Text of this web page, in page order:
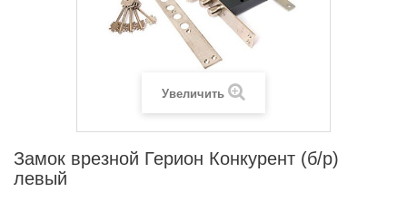
Увеличить
Замок врезной Герион Конкурент (б/р)
левый